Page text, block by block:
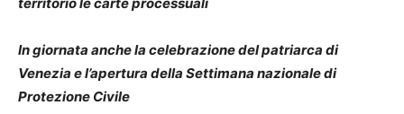
In giornata anche la celebrazione del patriarca di
Venezia e l’apertura della Settimana nazionale di
Protezione Civile